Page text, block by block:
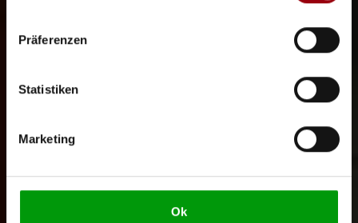
Präferenzen
Statistiken
Marketing
Ok